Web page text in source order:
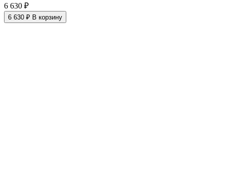
6 630 ₽
6 630 ₽ В корзину